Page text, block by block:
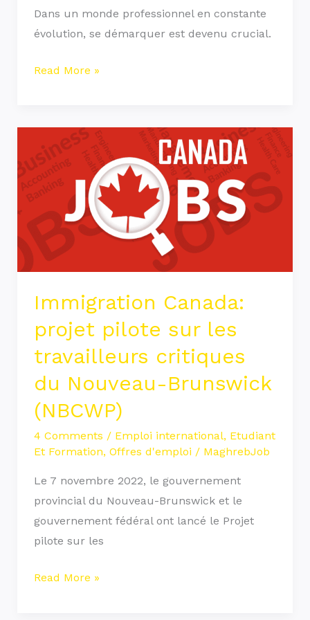
Dans un monde professionnel en constante
évolution, se démarquer est devenu crucial.
Read More »
Immigration Canada:
projet pilote sur les
travailleurs critiques
du Nouveau-Brunswick
(NBCWP)
4 Comments / Emploi international, Etudiant
Et Formation, Offres d'emploi / MaghrebJob
Le 7 novembre 2022, le gouvernement
provincial du Nouveau-Brunswick et le
gouvernement fédéral ont lancé le Projet
pilote sur les
Immigration
Canada:
projet
pilote
sur
les
travailleurs
du
Brunswick
(NBCWP)
Read More »